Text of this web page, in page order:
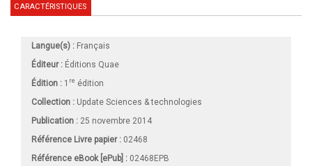
CARACTÉRISTIQUES
Langue(s) : Français
Éditeur : Éditions Quae
Édition : 1 re édition
Collection : Update Sciences & technologies
Publication : 25 novembre 2014
Référence Livre papier : 02468
Référence eBook [ePub] : 02468EPB